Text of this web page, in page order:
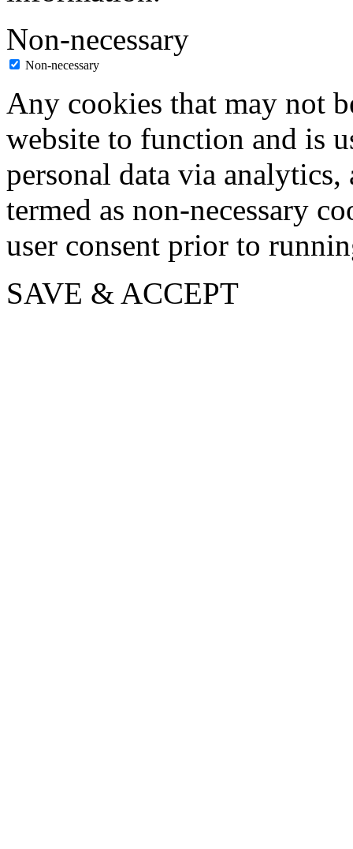
Non-necessary
Non-necessary
Any cookies that may not
website to function and is
personal data via analytics,
termed as non-necessary
user consent prior to
SAVE & ACCEPT